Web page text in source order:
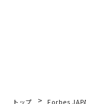
トップ Forbes